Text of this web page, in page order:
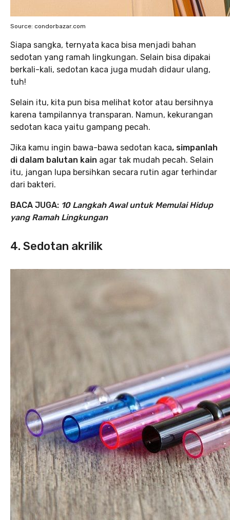
Source: condorbazar.com
Siapa sangka, ternyata kaca bisa menjadi bahan
sedotan yang ramah lingkungan. Selain bisa dipakai
berkali-kali, sedotan kaca juga mudah didaur ulang,
tuh!
Selain itu, kita pun bisa melihat kotor atau bersihnya
karena tampilannya transparan. Namun, kekurangan
sedotan kaca yaitu gampang pecah.
Jika kamu ingin bawa-bawa sedotan kaca, simpanlah
di dalam balutan kain agar tak mudah pecah. Selain
itu, jangan lupa bersihkan secara rutin agar terhindar
dari bakteri.
BACA JUGA: 10 Langkah Awal untuk Memulai Hidup
yang Ramah Lingkungan
4. Sedotan akrilik